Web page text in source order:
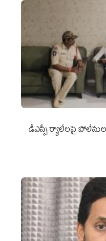
డీఎస్సీ ర్యాలీలపై పోలీసుల